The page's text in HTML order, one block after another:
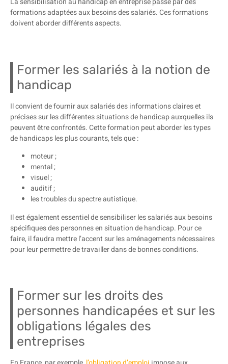
formations adaptées aux besoins des salariés. Ces formations
doivent aborder différents aspects.
Former les salariés à la notion de
handicap
Il convient de fournir aux salariés des informations claires et
précises sur les différentes situations de handicap auxquelles ils
peuvent être confrontés. Cette formation peut aborder les types
de handicaps les plus courants, tels que :
moteur ;
mental ;
visuel ;
auditif ;
les troubles du spectre autistique.
Il est également essentiel de sensibiliser les salariés aux besoins
spécifiques des personnes en situation de handicap. Pour ce
faire, il faudra mettre l’accent sur les aménagements nécessaires
pour leur permettre de travailler dans de bonnes conditions.
Former sur les droits des
personnes handicapées et sur les
obligations légales des
entreprises